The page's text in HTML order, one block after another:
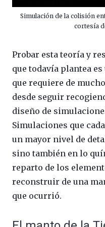
Simulación de la colisión
cortesía
Probar esta teoría y
que todavía plantea
que requiere de
desde seguir
diseño de
Simulaciones que
un mayor nivel de
sino también en lo
reparto de los
reconstruir de una
que ocurrió.